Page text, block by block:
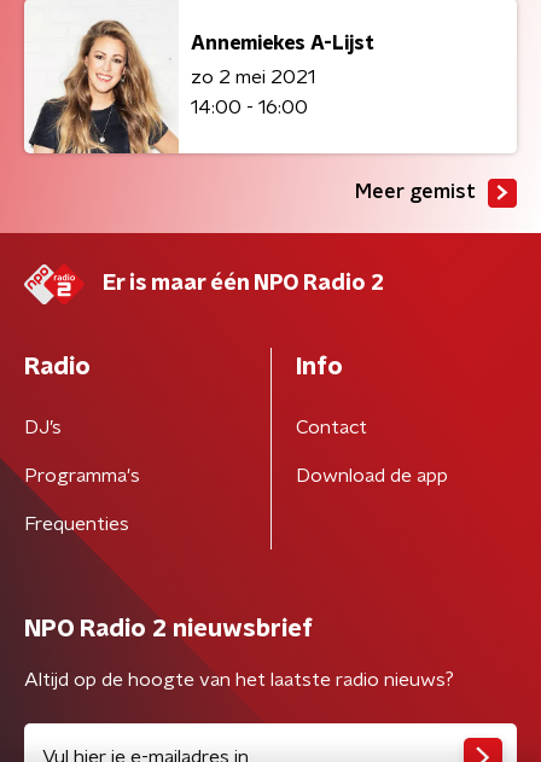
Annemiekes A-Lijst
zo 2 mei 2021
14:00 - 16:00
Meer gemist
Er is maar één NPO Radio 2
Radio
DJ’s
Programma's
Frequenties
Info
Contact
Download de app
NPO Radio 2 nieuwsbrief
Altijd op de hoogte van het laatste radio nieuws?